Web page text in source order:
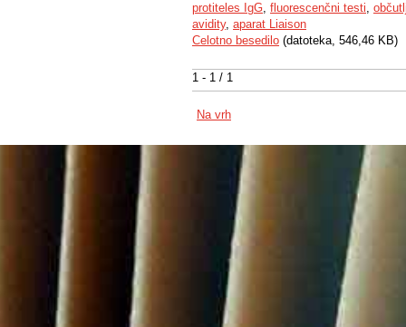
1 - 1 / 1
protiteles IgG, fluorescenčni testi,
avidity, aparat Liaison
Celotno besedilo (datoteka, 546,46 KB)
Na vrh